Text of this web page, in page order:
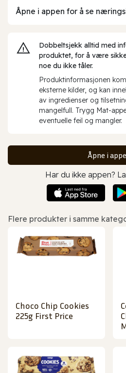
Åpne i appen for å se
Dobbeltsjekk alltid med
produktet, for å være
noe du ikke tåler.
Produktinformasjonen
eksterne kilder, og kan
av ingredienser og
mangelfull. Trygg Mat-
eventuelle feil og mangler.
Åpne i
Har du ikke appen?
Flere produkter i samme
Choco Chip Cookies
225g First Price